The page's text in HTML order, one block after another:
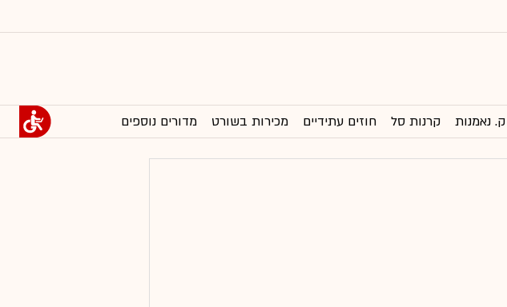
ק. נאמנות קרנות סל חוזים עתידיים מכירות בשורט מדורים נוספים